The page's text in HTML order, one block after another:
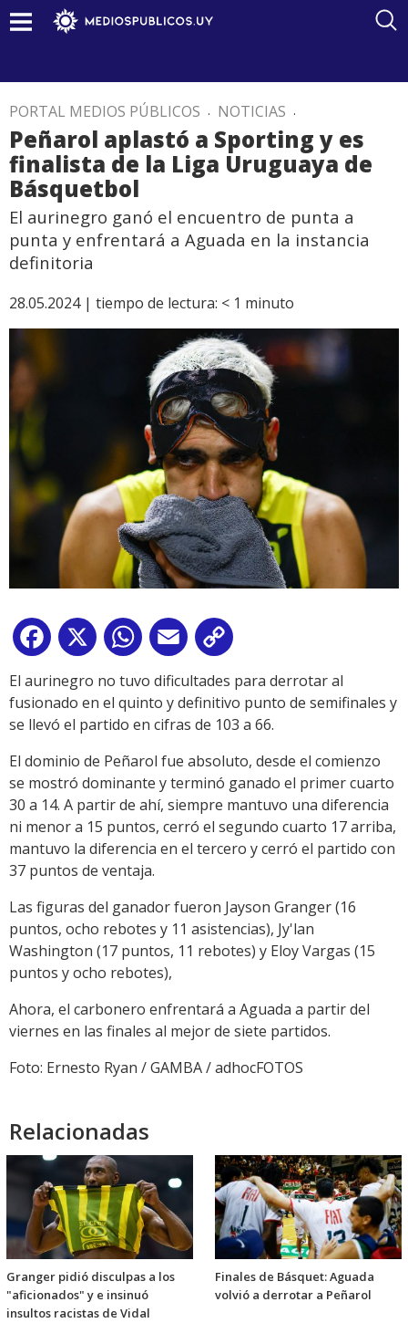
PORTAL MEDIOS PÚBLICOS . NOTICIAS .
Peñarol aplastó a Sporting y es
finalista de la Liga Uruguaya de
Básquetbol
El aurinegro ganó el encuentro de punta a
punta y enfrentará a Aguada en la instancia
definitoria
28.05.2024 | tiempo de lectura: < 1 minuto
Facebook
X WhatsApp
Email
Link
El aurinegro no tuvo dificultades para derrotar al
fusionado en el quinto y definitivo punto de semifinales y
se llevó el partido en cifras de 103 a 66.
El dominio de Peñarol fue absoluto, desde el comienzo
se mostró dominante y terminó ganado el primer cuarto
30 a 14. A partir de ahí, siempre mantuvo una diferencia
ni menor a 15 puntos, cerró el segundo cuarto 17 arriba,
mantuvo la diferencia en el tercero y cerró el partido con
37 puntos de ventaja.
Las figuras del ganador fueron Jayson Granger (16
puntos, ocho rebotes y 11 asistencias), Jy'lan
Washington (17 puntos, 11 rebotes) y Eloy Vargas (15
puntos y ocho rebotes),
Ahora, el carbonero enfrentará a Aguada a partir del
viernes en las finales al mejor de siete partidos.
Foto: Ernesto Ryan / GAMBA / adhocFOTOS
Relacionadas
Granger pidió disculpas a los
"aficionados" y e insinuó
insultos racistas de Vidal
Finales de Básquet: Aguada
volvió a derrotar a Peñarol